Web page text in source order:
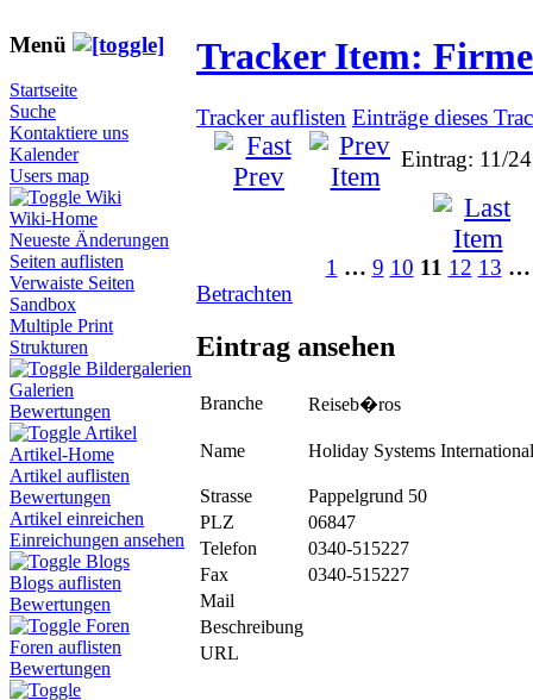
Menü
Startseite
Suche
Kontaktiere uns
Kalender
Users map
Wiki
Wiki-Home
Neueste Änderungen
Seiten auflisten
Verwaiste Seiten
Sandbox
Multiple Print
Strukturen
Bildergalerien
Galerien
Bewertungen
Artikel
Artikel-Home
Artikel auflisten
Bewertungen
Artikel einreichen
Einreichungen ansehen
Blogs
Blogs auflisten
Bewertungen
Foren
Foren auflisten
Bewertungen
Tracker Item:
Tracker auflisten Einträge dieses
Eintrag: 11/
1 … 9 10 11 12 13 …
Betrachten
Eintrag ansehen
Branche Reiseb�ros
Name Holiday Systems
Strasse
Pappelgrund 50
PLZ
06847
Telefon
0340-515227
Fax
0340-515227
Mail
Beschreibung
URL